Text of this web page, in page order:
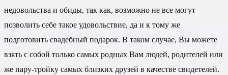
недовольства и обиды, так как, возможно не все могут
позволить себе такое удовольствие, да и к тому же
подготовить свадебный подарок. В таком случае, Вы можете
взять с собой только самых родных Вам людей, родителей или
же пару-тройку самых близких друзей в качестве свидетелей.